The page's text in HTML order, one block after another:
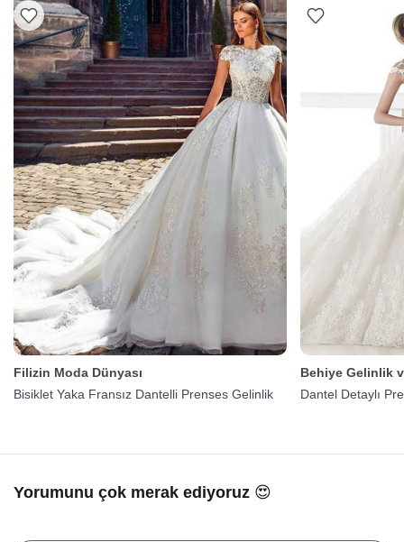
Filizin Moda Dünyası
Bisiklet Yaka Fransız Dantelli Prenses Gelinlik
Behiye Gelinlik
Dantel Detaylı
Yorumunu çok merak ediyoruz 😍